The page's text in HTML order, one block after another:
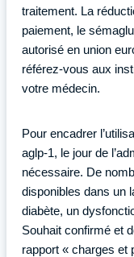
traitement. La
paiement, le
autorisé en union
référez-vous aux
votre médecin.
Pour encadrer
aglp-1, le jour de
nécessaire. De
disponibles dans un
diabète, un
Souhait confirmé et
rapport « charges et